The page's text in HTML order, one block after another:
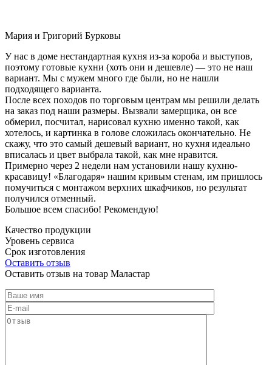
Мария и Григорий Бурковы
У нас в доме нестандартная кухня из-за короба и выступов,
поэтому готовые кухни (хоть они и дешевле) — это не наш
вариант. Мы с мужем много где были, но не нашли
подходящего варианта.
После всех походов по торговым центрам мы решили делать
на заказ под наши размеры. Вызвали замерщика, он все
обмерил, посчитал, нарисовал кухню именно такой, как
хотелось, и картинка в голове сложилась окончательно. Не
скажу, что это самый дешевый вариант, но кухня идеально
вписалась и цвет выбрала такой, как мне нравится.
Примерно через 2 недели нам установили нашу кухню-
красавицу! «Благодаря» нашим кривым стенам, им пришлось
помучиться с монтажом верхних шкафчиков, но результат
получился отменный.
Большое всем спасибо! Рекомендую!
Качество продукции
Уровень сервиса
Срок изготовления
Оставить отзыв
Оставить отзыв на товар Маластар